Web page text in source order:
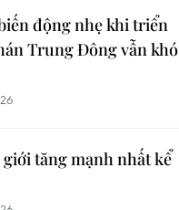
động nhẹ khi triển
Trung Đông vẫn khó
giới tăng mạnh nhất kể